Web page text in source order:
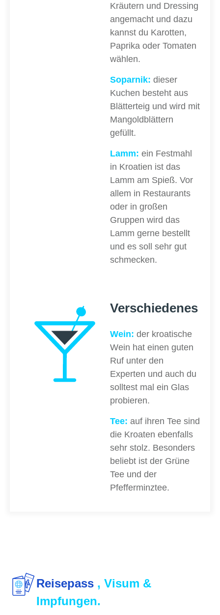
Kräutern und Dressing
angemacht und dazu
kannst du Karotten,
Paprika oder Tomaten
wählen.
Soparnik: dieser
Kuchen besteht aus
Blätterteig und wird mit
Mangoldblättern
gefüllt.
Lamm: ein Festmahl
in Kroatien ist das
Lamm am Spieß. Vor
allem in Restaurants
oder in großen
Gruppen wird das
Lamm gerne bestellt
und es soll sehr gut
schmecken.
Verschiedenes
Wein: der kroatische
Wein hat einen guten
Ruf unter den
Experten und auch du
solltest mal ein Glas
probieren.
Tee: auf ihren Tee sind
die Kroaten ebenfalls
sehr stolz. Besonders
beliebt ist der Grüne
Tee und der
Pfefferminztee.
Reisepass , Visum &
Impfungen.